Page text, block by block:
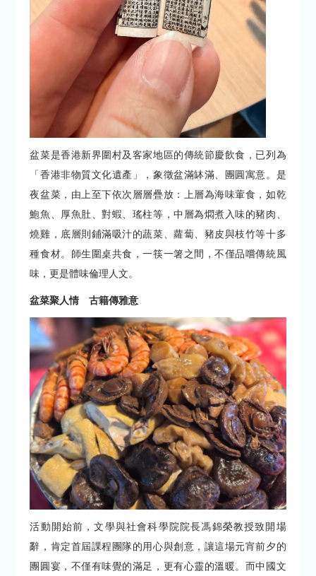
盆菜是香港新界圍村及客家地區的傳統節慶飲食，已列為
「香港非物質文化遺產」，象徵盆滿缽滿、團圓寓意。是
夜盆菜，由上至下依次層層疊放：上層為海味葷食，如乾
鮑魚、厚魚肚、對蝦、瑤柱等，中層為燜煮入味的豬肉、
燒雞，底層則鋪滿吸汁的蔬菜、蘿蔔、豬皮與枝竹等十多
種食材。師生圍桌共食，一筷一箸之間，不僅品嚐傳統風
味，更是體味倫理人文。
盆菜聚人情 古籍傳雅意
活動開始前，文學與社會科學院院長馮錦榮教授致開場
辭，肯定首屆課程團隊的用心與創意，讓這場元宵前夕的
團圓宴，不僅有味覺的滿足，更有心靈的溫暖。而中國文